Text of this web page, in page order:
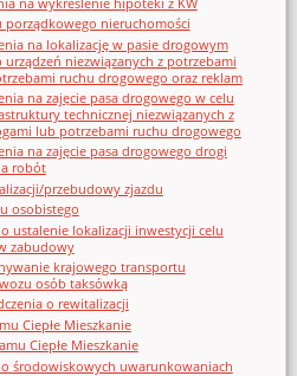
nieruchomości
na lokalizację w pasie drogowym
niezwiązanych z potrzebami
ruchu drogowego oraz reklam
na zajęcie pasa drogowego w celu
technicznej niezwiązanych z
lub potrzebami ruchu drogowego
na zajęcie pasa drogowego drogi
robót
przebudowy zjazdu
osobistego
ustalenie lokalizacji inwestycji celu
zabudowy
krajowego transportu
osób taksówką
o rewitalizacji
Ciepłe Mieszkanie
Ciepłe Mieszkanie
środowiskowych uwarunkowaniach